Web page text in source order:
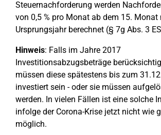
Steuernachforderung werden
von 0,5 % pro Monat ab dem 15. Monat
Ursprungsjahr berechnet (§ 7g Abs. 3
Hinweis: Falls im Jahre 2017
Investitionsabzugsbeträge
müssen diese spätestens bis zum
investiert sein - oder sie müssen
werden. In vielen Fällen ist eine solche
infolge der Corona-Krise jetzt nicht wie
möglich.